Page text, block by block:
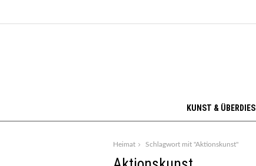
KUNST & ÜBERDIES
Heimat Schlagwort mit "Aktionskunst"